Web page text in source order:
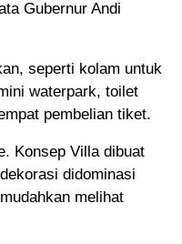
Gubernur Andi
seperti kolam untuk
waterpark, toilet
pembelian tiket.
Konsep Villa dibuat
didominasi
melihat